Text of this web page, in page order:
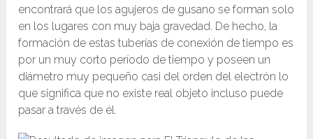
encontrará que los agujeros de gusano se forman solo
en los lugares con muy baja gravedad. De hecho, la
formación de estas tuberías de conexión de tiempo es
por un muy corto período de tiempo y poseen un
diámetro muy pequeño casi del orden del electrón lo
que significa que no existe real objeto incluso puede
pasar a través de él.